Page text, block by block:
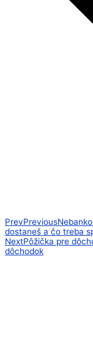
PrevPrevious
dostaneš a čo treba
NextPôžička pre
dôchodok